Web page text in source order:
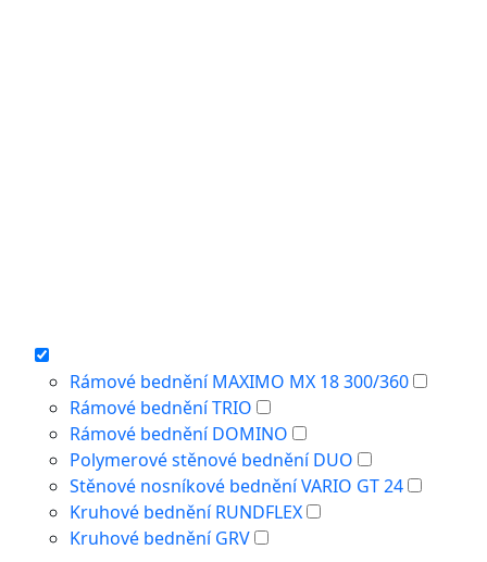
Rámové bednění MAXIMO MX 18 300/360
Rámové bednění TRIO
Rámové bednění DOMINO
Polymerové stěnové bednění DUO
Stěnové nosníkové bednění VARIO GT 24
Kruhové bednění RUNDFLEX
Kruhové bednění GRV